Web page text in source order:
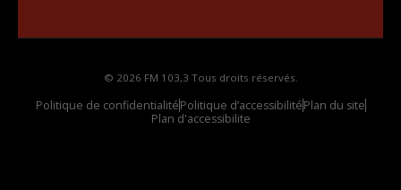
© 2026 FM 103,3 Tous droits réservés.
Politique de confidentialitéPolitique d’accessibilitéPlan du site
Plan d'accessibilite